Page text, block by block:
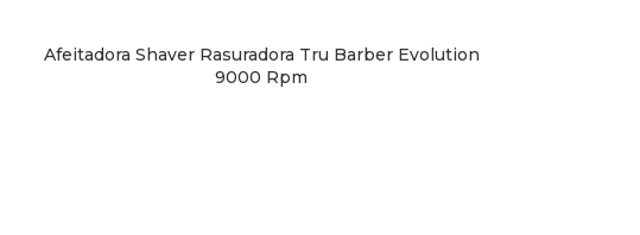
LEER MÁS
Afeitadora Shaver Rasuradora Tru Barber Evolution
9000 Rpm